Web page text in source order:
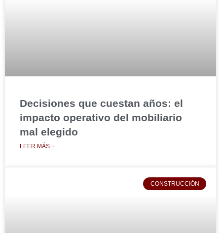
Decisiones que cuestan años: el
impacto operativo del mobiliario
mal elegido
LEER MÁS +
CONSTRUCCIÓN